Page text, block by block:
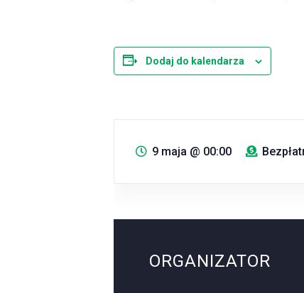
Dodaj do kalendarza
9 maja @ 00:00
ORGANIZATOR